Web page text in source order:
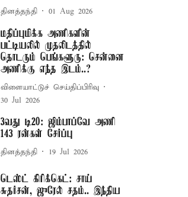
தினத்தந்தி 01 Aug 2026
மதிப்புமிக்க அணிகளின்
பட்டியலில் முதலிடத்தில்
தொடரும் பெங்களூரு: சென்னை
அணிக்கு எந்த இடம்..?
விளையாட்டுச் செய்திப்பிரிவு
30 Jul 2026
3வது டி20: ஜிம்பாப்வே அணி
143 ரன்கள் சேர்ப்பு
தினத்தந்தி 19 Jul 2026
டெஸ்ட் கிரிக்கெட்: சாய்
சுதர்சன், ஜுரேல் சதம்.. இந்திய